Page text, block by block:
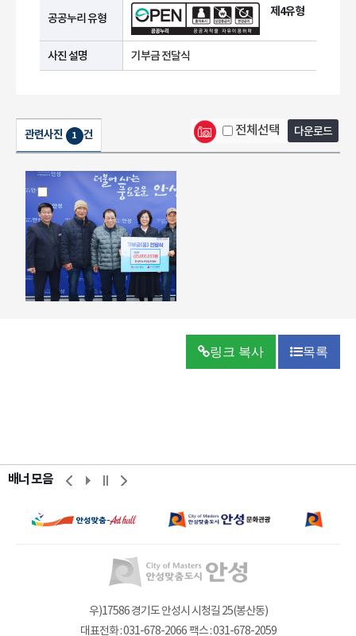
공공누리 유형 제4유형
사진 설명 기부금 전달식
관련사진 1 건 전체선택 다운로드
링크 복사 목록
배너 모음
우)17586 경기도 안성시 시청길 25(봉산동)
대표전화 : 031-678-2066 팩스 : 031-678-2059